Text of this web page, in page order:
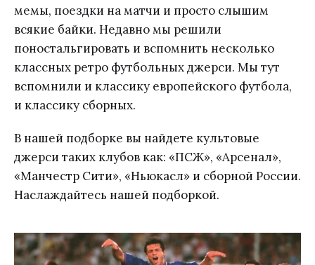
мемы, поездки на матчи и просто слышим
всякие байки. Недавно мы решили
поностальгировать и вспомнить несколько
классных ретро футбольных джерси. Мы тут
вспомнили и классику европейского футбола,
и классику сборных.
В нашей подборке вы найдете культовые
джерси таких клубов как: «ПСЖ», «Арсенал»,
«Манчестр Сити», «Ньюкасл» и сборной России.
Наслаждайтесь нашей подборкой.